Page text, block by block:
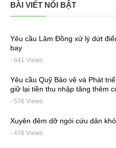
BÀI VIẾT NỔI BẬT
Yêu cầu Lâm Đồng xử lý dứt
bay
- 641 Views
Yêu cầu Quỹ Bảo vệ và Phát
giữ lại tiền thu nhập tăng thêm
- 576 Views
Xuyên đêm dỡ ngói cứu dân
- 476 Views